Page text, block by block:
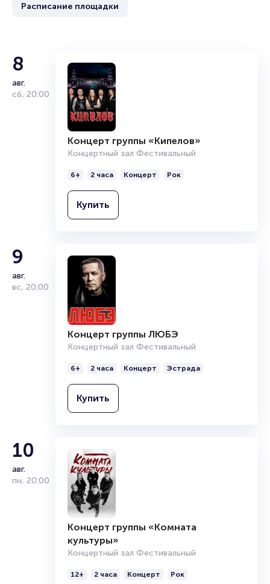
детский спектакль «Конёк-Горбунок» пользуются большой
Подробнее о том, как вернуть, сдать или продать билет
читайте в разделах:
Продать билет
Организаторам
Расписание площадки
8
авг.
сб, 20:00
Концерт группы «Кипелов»
Концертный зал Фестивальный
6+ 2 часа Концерт Рок
Купить
9
авг.
вс, 20:00
Концерт группы ЛЮБЭ
Концертный зал Фестивальный
6+ 2 часа Концерт Эстрада
Купить
10
авг.
пн, 20:00
Концерт группы «Комната
культуры»
Концертный зал Фестивальный
12+ 2 часа Концерт Рок